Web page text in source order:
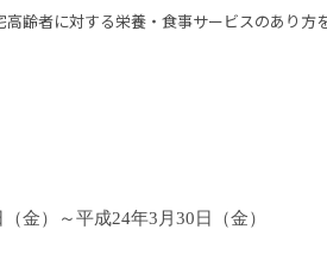
高齢者に対する栄養・食事サービスのあり方
金）～平成24年3月30日（金）